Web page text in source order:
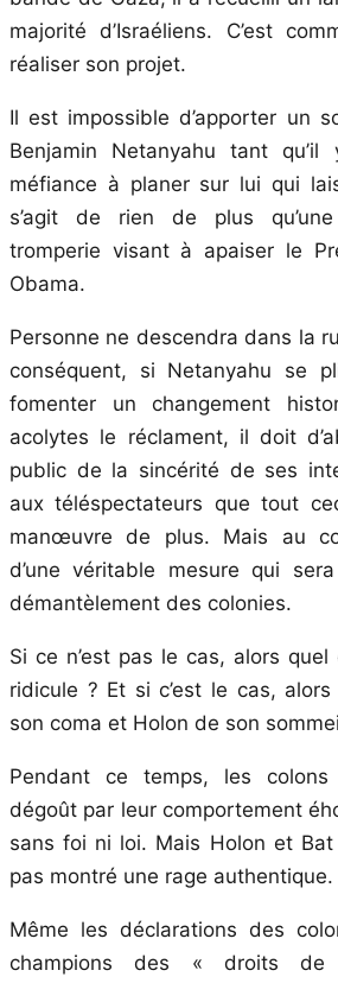
majorité d’Israéliens. C’est
réaliser son projet.
Il est impossible d’apporter un
Benjamin Netanyahu tant
méfiance à planer sur lui qui
s’agit de rien de plus
tromperie visant à apaiser le
Obama.
Personne ne descendra dans la
conséquent, si Netanyahu se
fomenter un changement
acolytes le réclament, il doit
public de la sincérité de ses
aux téléspectateurs que tout
manœuvre de plus. Mais au
d’une véritable mesure qui
démantèlement des colonies.
Si ce n’est pas le cas, alors
ridicule ? Et si c’est le cas,
son coma et Holon de son
Pendant ce temps, les colons
dégoût par leur comportement
sans foi ni loi. Mais Holon et Bat
pas montré une rage authentique.
Même les déclarations des
champions des « droits de